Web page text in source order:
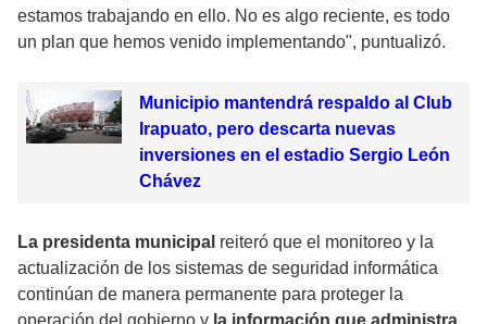
estamos trabajando en ello. No es algo reciente, es todo
un plan que hemos venido implementando", puntualizó.
Municipio mantendrá respaldo al Club
Irapuato, pero descarta nuevas
inversiones en el estadio Sergio León
Chávez
La presidenta municipal reiteró que el monitoreo y la
actualización de los sistemas de seguridad informática
continúan de manera permanente para proteger la
operación del gobierno y la información que administra